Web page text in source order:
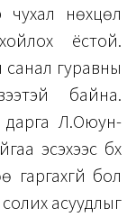
чухал нөхцөл
ёстой.
санал гуравны
байна.
Л.Оюун-
эсэхээс бүх
гаргахгүй бол
асуудлыг